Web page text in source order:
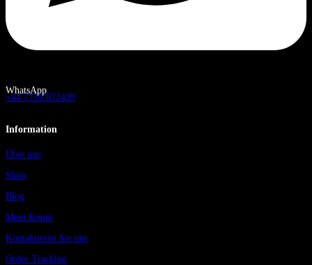
WhatsApp
+44 7759 072439
Information
Über uns
Shop
Blog
Mein Konto
Kontaktieren Sie uns
Order Tracking